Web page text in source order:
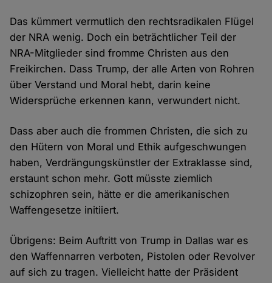
Das kümmert vermutlich den rechtsradikalen Flügel
der NRA wenig. Doch ein beträchtlicher Teil der
NRA-Mitglieder sind fromme Christen aus den
Freikirchen. Dass Trump, der alle Arten von Rohren
über Verstand und Moral hebt, darin keine
Widersprüche erkennen kann, verwundert nicht.
Dass aber auch die frommen Christen, die sich zu
den Hütern von Moral und Ethik aufgeschwungen
haben, Verdrängungskünstler der Extraklasse sind,
erstaunt schon mehr. Gott müsste ziemlich
schizophren sein, hätte er die amerikanischen
Waffengesetze initiiert.
Übrigens: Beim Auftritt von Trump in Dallas war es
den Waffennarren verboten, Pistolen oder Revolver
auf sich zu tragen. Vielleicht hatte der Präsident